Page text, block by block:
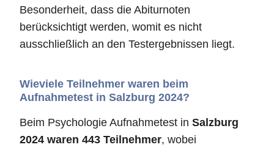
Besonderheit, dass die Abiturnoten
berücksichtigt werden, womit es nicht
ausschließlich an den Testergebnissen liegt.
Wieviele Teilnehmer waren beim
Aufnahmetest in Salzburg 2024?
Beim Psychologie Aufnahmetest in Salzburg
2024 waren 443 Teilnehmer, wobei